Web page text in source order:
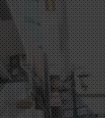
」を国内から現地のビジネ